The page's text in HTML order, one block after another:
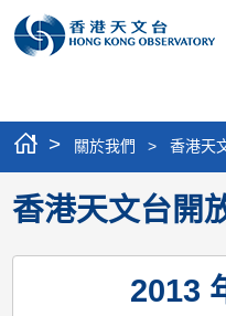
> 關於我們 > 香港天
香港天文台開
2013